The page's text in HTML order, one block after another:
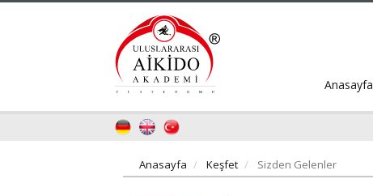
Anasayfa
Anasayfa Keşfet Sizden Gelenler